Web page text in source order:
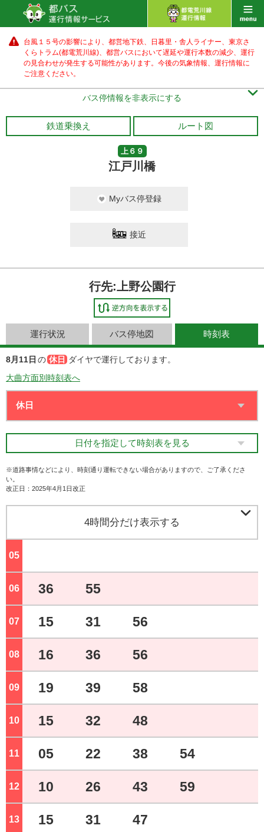
台風１５号の影響により、都営地下鉄、日暮里・舎人ライナー、東京さ
くらトラム(都電荒川線)、都営バスにおいて遅延や運行本数の減少、運行
の見合わせが発生する可能性があります。 今後の気象情報、運行情報に
ご注意ください。
バス停情報を非表示にする 
鉄道乗換え ルート図
上６９
江戸川橋
Myバス停登録
接近
行先:上野公園行
運行状況 バス停地図 時刻表
8月11日 の 休日
ダイヤで運行しております。
大曲方面別時刻表へ
日付を指定して時刻表を見る
※道路事情などにより、時刻通り運転できない場合がありますので、ご了承くださ
い。
改正日：2025年4月1日改正
4時間分だけ表示する 
05
06 36 55
07 15 31 56
08 16 36 56
09 19 39 58
10 15 32 48
11 05 22 38 54
12 10 26 43 59
13 15 31 47